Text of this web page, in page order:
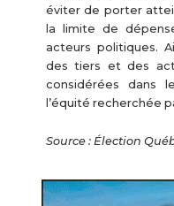
éviter de porter
la limite de
acteurs politiques.
des tiers et des
considérées dans
l’équité recherchée
Source : Élection